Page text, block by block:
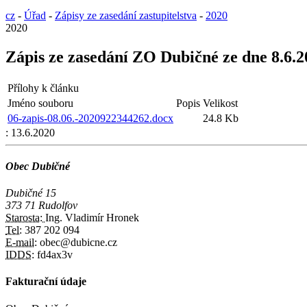
cz - Úřad - Zápisy ze zasedání zastupitelstva - 2020
2020
Zápis ze zasedání ZO Dubičné ze dne
Přílohy k článku
Jméno souboru
Popis Velikost
06-zapis-08.06.-2020922344262.docx
24.8 Kb
: 13.6.2020
Obec Dubičné
Dubičné 15
373 71 Rudolfov
Starosta: Ing. Vladimír Hronek
Tel: 387 202 094
E-mail: obec@dubicne.cz
IDDS: fd4ax3v
Fakturační údaje